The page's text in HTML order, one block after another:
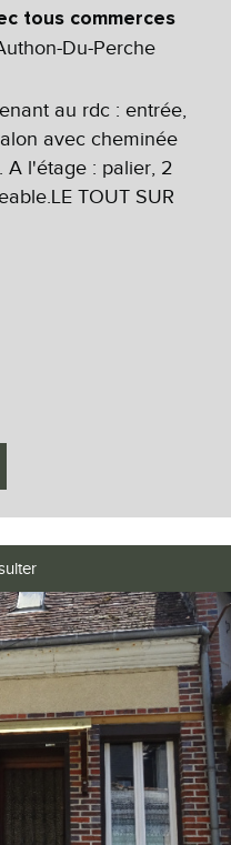
tous commerces
Du-Perche
au rdc : entrée,
avec cheminée
A l'étage : palier, 2
TOUT SUR